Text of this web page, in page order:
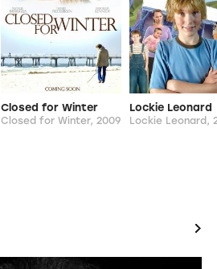
Closed for Winter
Closed for Winter, 2009
Lockie Leonard
Lockie Leonard,
icon